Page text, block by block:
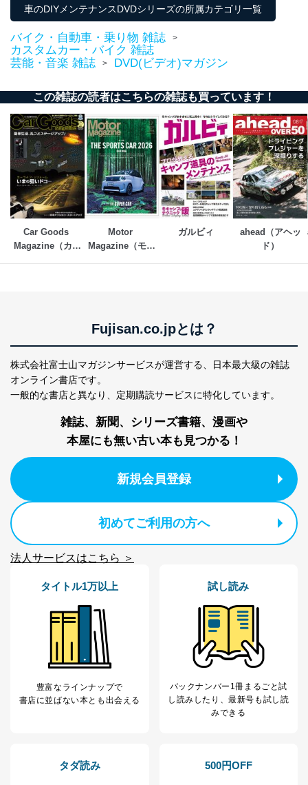
車のDIYメンテナンスDVDシリーズの所属カテゴリ一覧
バイク・自動車・乗り物 雑誌 >
カスタムカー・バイク 雑誌
芸能・音楽 雑誌
> DVD(ビデオ)マガジン
この雑誌の読者はこちらの雑誌も買っています！
Car Goods
Magazine（カー
Motor
Magazine（モー
ガルビィ
ahead（アヘッ
ド）
Fujisan.co.jpとは？
株式会社富士山マガジンサービスが運営する、
日本最大級の雑誌
オンライン書店です。
一般的な書店と異なり、 定期購読サービスに特化しています。
雑誌、新聞、シリーズ書籍、漫画や
本屋にも無い古い本も見つかる！
新規会員登録
初めてご利用の方へ
法人サービスはこちら ＞
タイトル1万以上
豊富なラインナップで
書店に並ばない本とも出会える
試し読み
バックナンバー1冊まるごと試
し読み したり、最新号も試し読
みできる
タダ読み 500円OFF